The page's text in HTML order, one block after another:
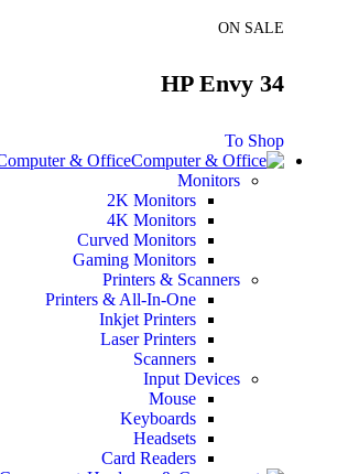
ON SALE
HP Envy 34
To Shop
& Office
Monitors
2K Monitors
4K Monitors
Curved Monitors
Gaming Monitors
Printers & Scanners
Printers & All-In-One
Inkjet Printers
Laser Printers
Scanners
Input Devices
Mouse
Keyboards
Headsets
Card Readers